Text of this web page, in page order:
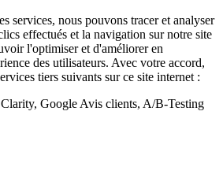
services, nous pouvons tracer et analyser
effectués et la navigation sur notre site
l'optimiser et d'améliorer en
des utilisateurs. Avec votre accord,
tiers suivants sur ce site internet :
Google Avis clients, A/B-Testing